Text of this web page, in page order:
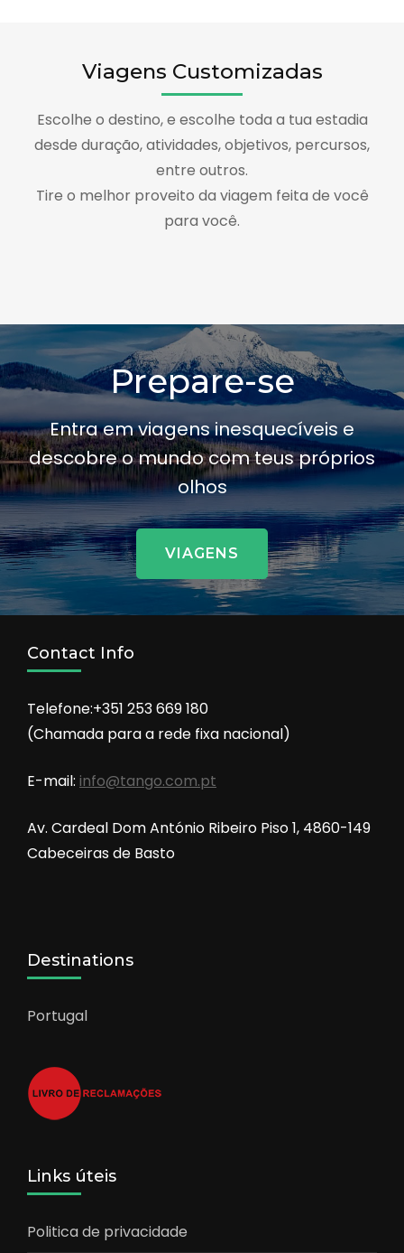
Viagens Customizadas
Escolhe o destino, e escolhe toda a tua estadia
desde duração, atividades, objetivos, percursos,
entre outros.
Tire o melhor proveito da viagem feita de você
para você.
Prepare-se
Entra em viagens inesquecíveis e
descobre o mundo com teus próprios
olhos
VIAGENS
Contact Info
Telefone:+351 253 669 180
(Chamada para a rede fixa nacional)
E-mail: info@tango.com.pt
Av. Cardeal Dom António Ribeiro Piso 1, 4860-149
Cabeceiras de Basto
Destinations
Portugal
Links úteis
Politica de privacidade